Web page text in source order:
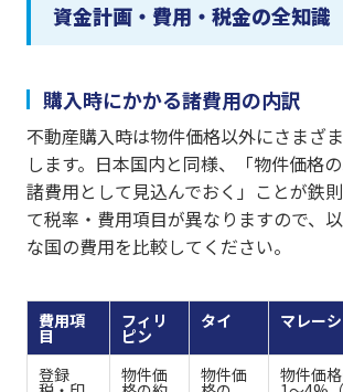
資金計画・費用・税金の全知識
購入時にかかる諸費用の内訳
不動産購入時は物件価格以外にさまざ
します。日本国内と同様、「物件価格
諸費用として見込んでおく」ことが鉄
て税率・費用項目が異なりますので、
な国の費用を比較してください。
費用項
目
フィリ
ピン
タイ マレー
登録 物件価 物件価 物件価